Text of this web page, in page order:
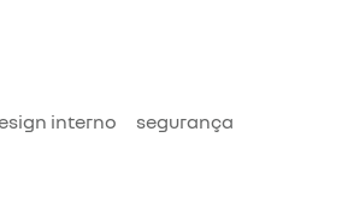
interno segurança